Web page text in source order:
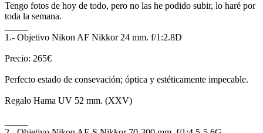
Tengo fotos de hoy de todo, pero no las he podido subir, lo haré por
toda la semana.
1.- Objetivo Nikon AF Nikkor 24 mm. f/1:2.8D
Precio: 265€
Perfecto estado de consevación; óptica y estéticamente impecable.
Regalo Hama UV 52 mm. (XXV)